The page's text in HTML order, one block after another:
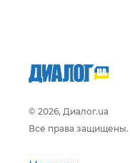
© 2026, Диалог.ua
Все права защищены.